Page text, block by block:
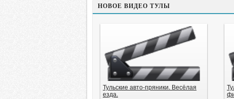
НОВОЕ ВИДЕО ТУЛЫ
Тульские авто-пряники. Весёлая
езда.